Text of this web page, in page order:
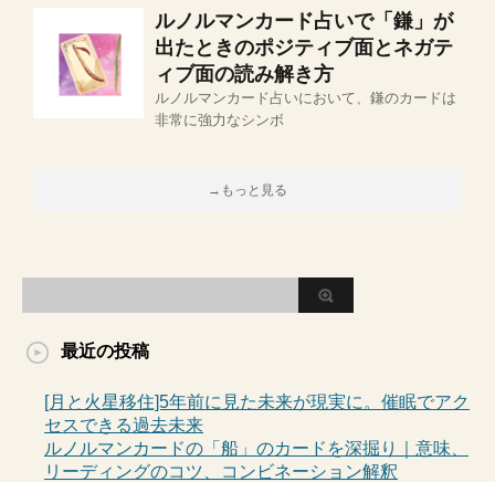
ルノルマンカード占いで「鎌」が
出たときのポジティブ面とネガテ
ィブ面の読み解き方
ルノルマンカード占いにおいて、鎌のカードは
非常に強力なシンボ
→もっと見る
最近の投稿
[月と火星移住]5年前に見た未来が現実に。催眠でアク
セスできる過去未来
ルノルマンカードの「船」のカードを深掘り｜意味、
リーディングのコツ、コンビネーション解釈